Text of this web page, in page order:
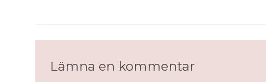
Lämna en kommentar